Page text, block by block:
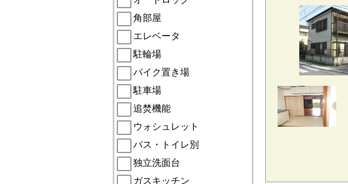
角部屋
エレベータ
駐輪場
バイク置き場
駐車場
追焚機能
ウォシュレット
バス・トイレ別
独立洗面台
ガスキッチン